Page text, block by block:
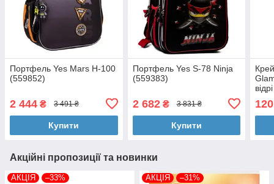
Портфель Yes Mars H-100
(559852)
2 444 ₴ 3 491 ₴
Купити
Портфель Yes S-78 Ninja
(559383)
2 682₴ 3 831 ₴
Купити
120
Акційні пропозиції та новинки
АКЦІЯ –33% АКЦІЯ –31%